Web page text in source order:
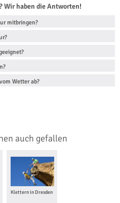
Wir haben die Antworten!
mitbringen?
Wetter ab?
auch gefallen
Klettern in Dresden